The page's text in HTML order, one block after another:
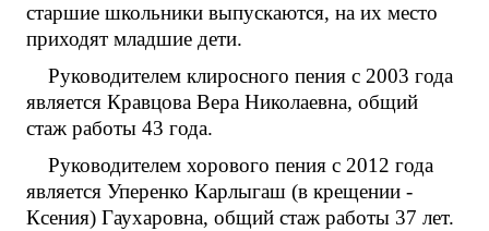
старшие школьники выпускаются, на их место
приходят младшие дети.
Руководителем клиросного пения с 2003 года
является Кравцова Вера Николаевна, общий
стаж работы 43 года.
Руководителем хорового пения с 2012 года
является Уперенко Карлыгаш (в крещении -
Ксения) Гаухаровна, общий стаж работы 37 лет.